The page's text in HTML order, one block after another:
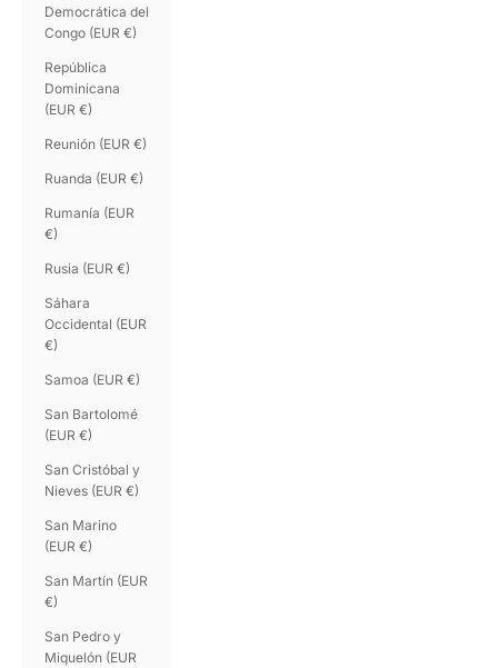
Democrática del
Congo (EUR €)
República
Dominicana
(EUR €)
Reunión (EUR €)
Ruanda (EUR €)
Rumanía (EUR
€)
Rusia (EUR €)
Sáhara
Occidental (EUR
€)
Samoa (EUR €)
San Bartolomé
(EUR €)
San Cristóbal y
Nieves (EUR €)
San Marino
(EUR €)
San Martín (EUR
€)
San Pedro y
Miquelón (EUR